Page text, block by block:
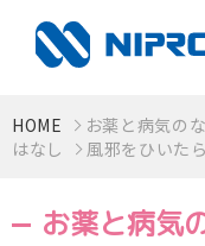
かかりつけ薬局をつ
お薬と病気のなる
HOME お薬と病気の
はなし
風邪をひいた
お薬と病気